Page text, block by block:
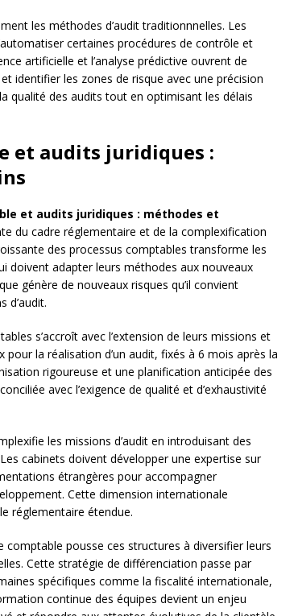
les méthodes d’audit traditionnnelles. Les
certaines procédures de contrôle et
artificielle et l’analyse prédictive ouvrent de
identifier les zones de risque avec une précision
qualité des audits tout en optimisant les délais
et audits juridiques :
et audits juridiques : méthodes et
du cadre réglementaire et de la complexification
des processus comptables transforme les
doivent adapter leurs méthodes aux nouveaux
génère de nouveaux risques qu’il convient
d’audit.
s’accroît avec l’extension de leurs missions et
la réalisation d’un audit, fixés à 6 mois après la
rigoureuse et une planification anticipée des
avec l’exigence de qualité et d’exhaustivité
les missions d’audit en introduisant des
cabinets doivent développer une expertise sur
étrangères pour accompagner
Cette dimension internationale
réglementaire étendue.
comptable pousse ces structures à diversifier leurs
Cette stratégie de différenciation passe par
spécifiques comme la fiscalité internationale,
continue des équipes devient un enjeu